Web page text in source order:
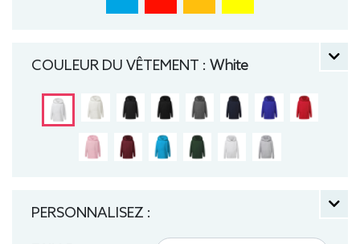
COULEUR DU VÊTEMENT : White
PERSONNALISEZ :